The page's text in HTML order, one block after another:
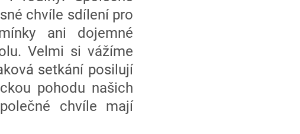
chvíle sdílení pro
ani dojemné
Velmi si vážíme
setkání posilují
pohodu našich
chvíle mají